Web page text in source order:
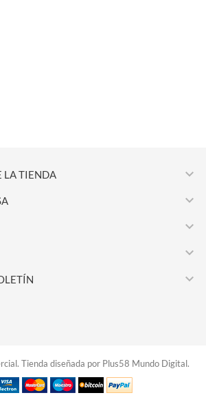
LA TIENDA 




Tienda diseñada por Plus58 Mundo Digital.